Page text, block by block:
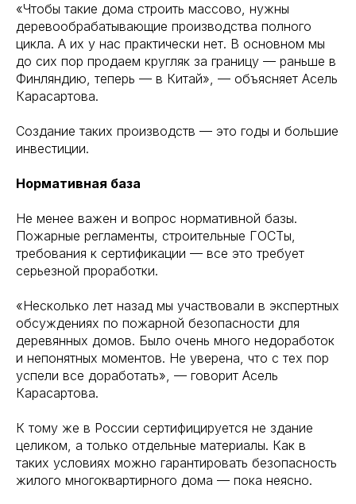
«Чтобы такие дома строить массово, нужны
деревообрабатывающие производства полного
цикла. А их у нас практически нет. В основном мы
до сих пор продаем кругляк за границу — раньше в
Финляндию, теперь — в Китай», — объясняет Асель
Карасартова.
Создание таких производств — это годы и большие
инвестиции.
Нормативная база
Не менее важен и вопрос нормативной базы.
Пожарные регламенты, строительные ГОСТы,
требования к сертификации — все это требует
серьезной проработки.
«Несколько лет назад мы участвовали в экспертных
обсуждениях по пожарной безопасности для
деревянных домов. Было очень много недоработок
и непонятных моментов. Не уверена, что с тех пор
успели все доработать», — говорит Асель
Карасартова.
К тому же в России сертифицируется не здание
целиком, а только отдельные материалы. Как в
таких условиях можно гарантировать безопасность
жилого многоквартирного дома — пока неясно.